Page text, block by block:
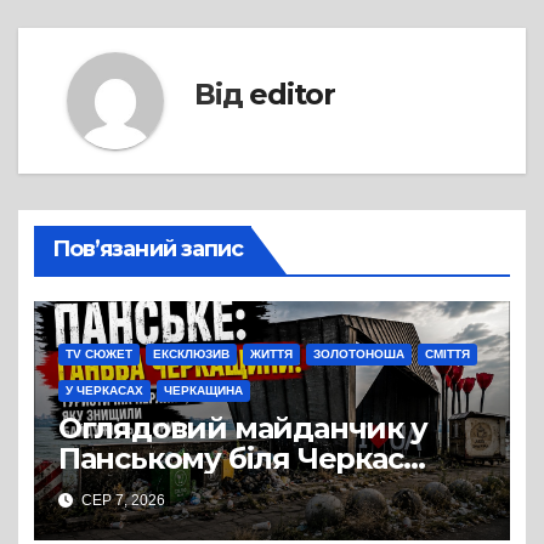
Від editor
Пов’язаний запис
TV СЮЖЕТ ЕКСКЛЮЗИВ ЖИТТЯ ЗОЛОТОНОША СМІТТЯ
У ЧЕРКАСАХ ЧЕРКАЩИНА
Оглядовий майданчик у
Панському біля Черкас
перетворився на занедбане
сміттєзвалище
СЕР 7, 2026